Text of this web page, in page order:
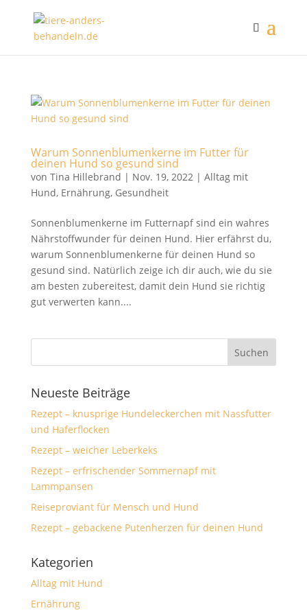
Warum Sonnenblumenkerne im Futter für
deinen Hund so gesund sind
von Tina Hillebrand | Nov. 19, 2022| Alltag mit
Hund, Ernährung, Gesundheit
Sonnenblumenkerne im Futternapf sind ein wahres
Nährstoffwunder für deinen Hund. Hier erfährst du,
warum Sonnenblumenkerne für deinen Hund so
gesund sind. Natürlich zeige ich dir auch, wie du sie
am besten zubereitest, damit dein Hund sie richtig
gut verwerten kann....
Neueste Beiträge
Rezept – knusprige Hundeleckerchen mit Nassfutter
und Haferflocken
Rezept – weicher Leberkeks
Rezept – erfrischender Sommernapf mit
Lammpansen
Reiseproviant für Mensch und Hund
Rezept – gebackene Putenherzen für deinen Hund
Kategorien
Alltag mit Hund
Ernährung